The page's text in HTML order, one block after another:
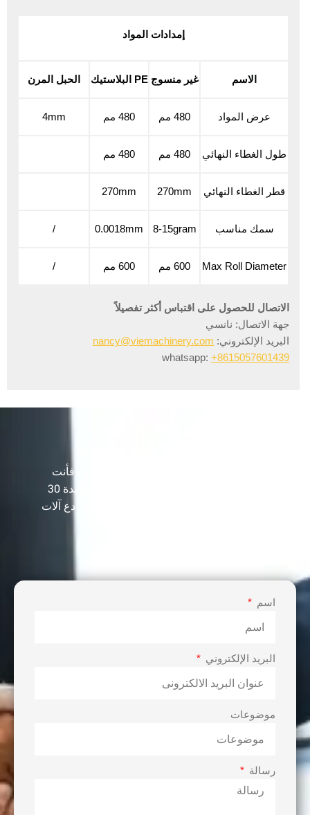
إمدادات المواد
الاسم غير منسوج PE البلاستيك الحبل المرن
عرض المواد 480 مم 480 مم 4mm
طول الغطاء النهائي 480 مم 480 مم
قطر الغطاء النهائي 270mm
270mm
سمك مناسب 8-15gram
0.0018mm
/
Max Roll Diameter 600 مم 600 مم /
الاتصال للحصول على اقتباس أكثر تفصيلاً
جهة الاتصال: نانسي
البريد الإلكتروني: nancy@viemachinery.com
whatsapp: +8615057601439
أنت بحاجة إلى أكثر من مجرد آلة جودة واحدة ، فأنت
بحاجة إلى مورد مخضرم كان في هذا المجال لمدة 30
عامًا لبناء خط الإنتاج الخاص بك وتنمية أرباحك. دع آلات
اسم
البريد الإلكتروني
موضوعات
رسالة